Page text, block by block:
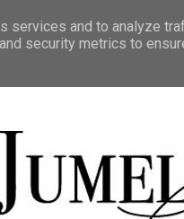
and to analyze
security metrics to